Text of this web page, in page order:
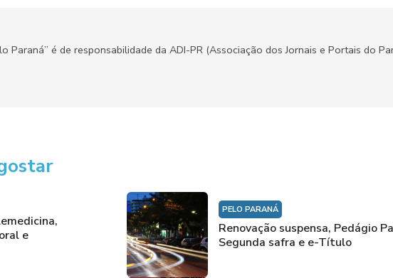
Paraná” é de responsabilidade da ADI-PR (Associação dos Jornais e Portais do
e
PELO PARANÁ
Renovação suspensa, Pedágio
Segunda safra e e-Título